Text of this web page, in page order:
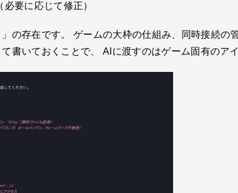
要に応じて修正）
の存在です。 ゲームの大枠の仕組み、同時接続の
書いておくことで、 AIに渡すのはゲーム固有のア